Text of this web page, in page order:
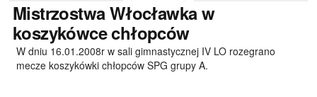
MistrzostwaWłocławka w
koszykówce chłopców
W dniu 16.01.2008r w sali gimnastycznej IV LO rozegrano
mecze koszykówki chłopców SPG grupy A.